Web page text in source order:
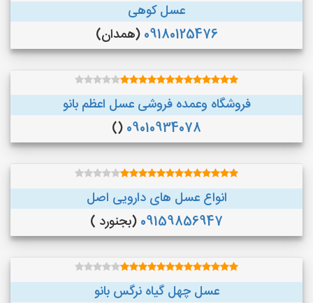
عسل کوهی
09180125476 (همدان)
فروشگاه وعمده فروشی عسل اعظم بانو
09010934078
()
انواع عسل های دارویی اصل
09159856947 (بجنورد )
عسل چهل گیاه نرگس بانو